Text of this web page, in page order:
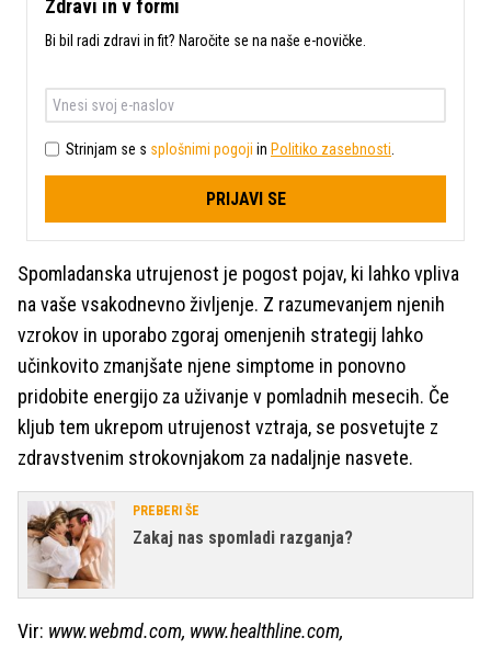
Zdravi in v formi
Bi bil radi zdravi in fit? Naročite se na naše e-novičke.
Strinjam se s splošnimi pogoji in Politiko zasebnosti
PRIJAVI SE
Spomladanska utrujenost je pogost pojav, ki lahko vpliva
na vaše vsakodnevno življenje. Z razumevanjem njenih
vzrokov in uporabo zgoraj omenjenih strategij lahko
učinkovito zmanjšate njene simptome in ponovno
pridobite energijo za uživanje v pomladnih mesecih. Če
kljub tem ukrepom utrujenost vztraja, se posvetujte z
zdravstvenim strokovnjakom za nadaljnje nasvete.
PREBERI ŠE
Zakaj nas spomladi razganja?
Vir: www.webmd.com, www.healthline.com,